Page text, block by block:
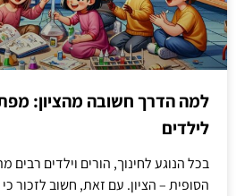
למה הדרך חשובה מהציון:
לילדים
בכל הנוגע לחינוך, הורים וילדים
הסופית – הציון. עם זאת, חשוב לזכור